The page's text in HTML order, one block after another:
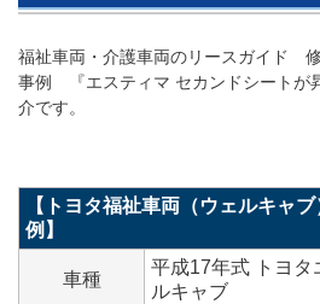
福祉車両・介護車両のリースガイド
事例 『エスティマ セカンドシートが
介です。
【トヨタ福祉車両（ウェルキャ
例】
車種
平成17年式 トヨ
ルキャブ